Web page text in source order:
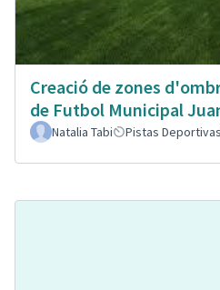
Creació de zones
de Futbol Municipal
Natalia Tabi Pistas Deportivas